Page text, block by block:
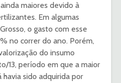
maiores devido à
Em algumas
o gasto com esse
no correr do ano. Porém,
do insumo
13, período em que a maior
sido adquirida por